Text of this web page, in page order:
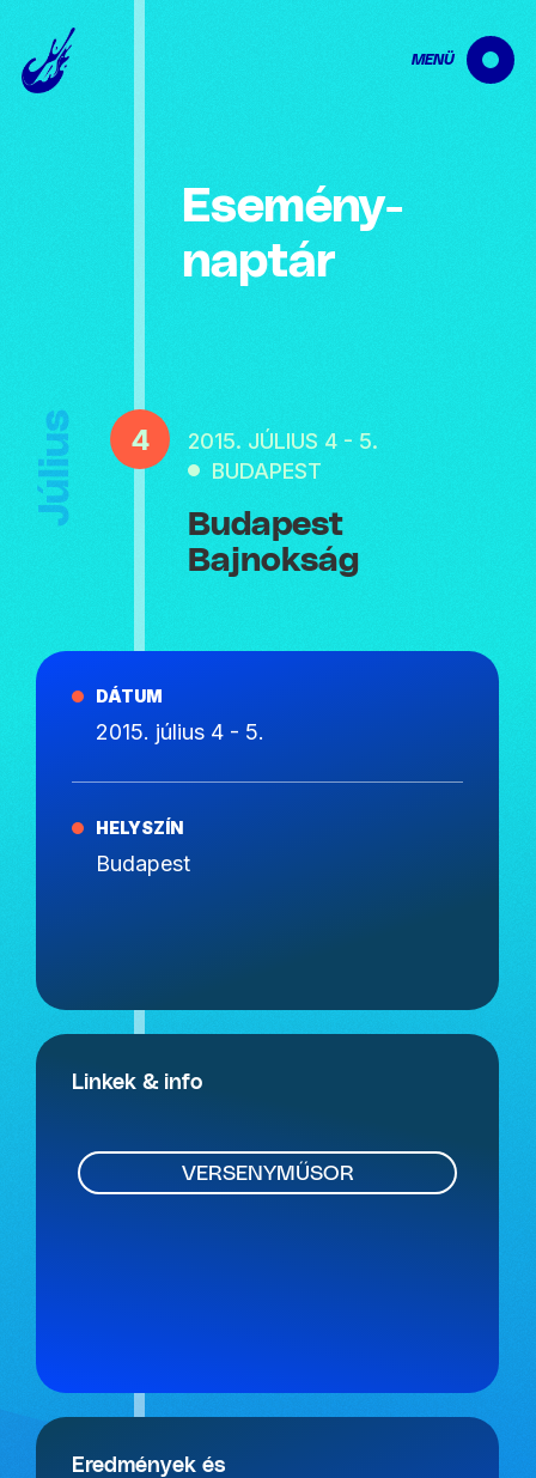
MENÜ
Esemény­
naptár
Július 4
2015. JÚLIUS 4 - 5.
BUDAPEST
Budapest
Bajnokság
DÁTUM
2015. július 4 - 5.
HELYSZÍN
Budapest
Linkek & info
VERSENYMŰSOR
Eredmények és